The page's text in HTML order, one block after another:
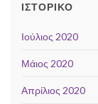
ΙΣΤΟΡΙΚΌ
Ιούλιος 2020
Μάιος 2020
Απρίλιος 2020